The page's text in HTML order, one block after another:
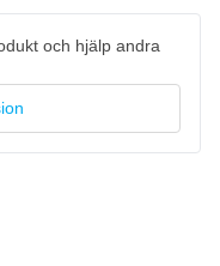
och hjälp andra